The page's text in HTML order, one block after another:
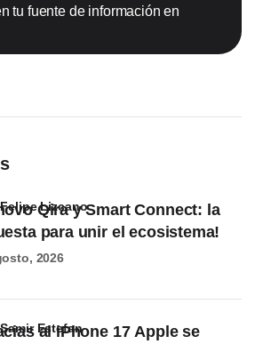
tu fuente de información en
Qira y Smart Connect: la
para unir el ecosistema!
Felipe Lizcano
2026
al iPhone 17 Apple se
Samir Estefan